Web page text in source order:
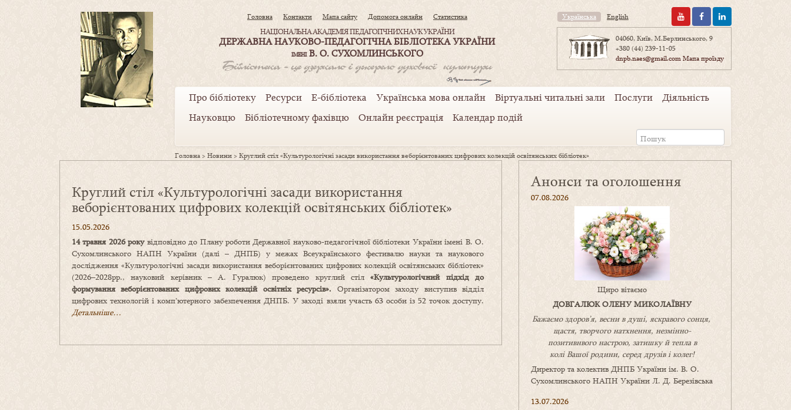
Головна Контакти Мапа сайту Допомога онлайн Статистика
НАЦІОНАЛЬНА АКАДЕМІЯ ПЕДАГОГІЧНИХ НАУК УКРАЇНИ
ДЕРЖАВНА НАУКОВО-ПЕДАГОГІЧНА БІБЛІОТЕКА УКРАЇНИ
ІМЕНІВ. О. СУХОМЛИНСЬКОГО
Українська English
04060, Київ, М.Берлинського, 9
+380 (44) 239-11-05
dnpb.naes@gmail.comМапа проїзду
Про бібліотеку Ресурси Е-бібліотека Українська мова онлайн Віртуальні читальні зали Послуги
Діяльність
Науковцю
Бібліотечному фахівцю Онлайн реєстрація Календар подій
Головна >Новини >Круглий стіл «Культурологічні засади використання веборієнтованих цифрових колекцій освітянських бібліотек»
Круглий стіл «Культурологічні засади використання
веборієнтованих цифрових колекцій освітянських бібліотек»
15.05.2026
14 травня 2026 рокувідповідно до Плану роботи Державної науково-педагогічної бібліотеки України імені В. О.
Сухомлинського НАПН України (далі – ДНПБ) у межах Всеукраїнського фестивалю науки та наукового
дослідження «Культурологічні засади використання веборієнтованих цифрових колекцій освітянських бібліотек»
(2026–2028рр., науковий керівник – А. Гуралюк) проведено круглий стіл«Культурологічний підхід до
формування веборієнтованих цифрових колекцій освітніх ресурсів». Організатором заходу виступив відділ
цифрових технологій і комп’ютерного забезпечення ДНПБ. У заході взяли участь 63 особи із 52 точок доступу.
Детальніше…
Анонси та оголошення
07.08.2026
Щиро вітаємо
ДОВГАЛЮК ОЛЕНУ МИКОЛАЇВНУ
Бажаємо здоров’я, весни в душі, яскравого сонця,
щастя, творчого натхнення, незмінно-
позитивнвого настрою, затишкуйтепла в
коліВашоїродини, серед друзів і колег!
Директор та колектив ДНПБ України ім. В. О.
Сухомлинського НАПН України Л. Д. Березівська
13.07.2026